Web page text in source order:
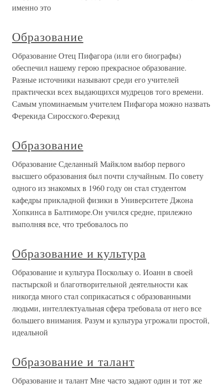
именно это
Образование
Образование Отец Пифагора (или его биографы)
обеспечил нашему герою прекрасное образование.
Разные источники называют среди его учителей
практически всех выдающихся мудрецов того времени.
Самым упоминаемым учителем Пифагора можно назвать
Ферекида Сиросского.Ферекид
Образование
Образование Сделанный Майклом выбор первого
высшего образования был почти случайным. По совету
одного из знакомых в 1960 году он стал студентом
кафедры прикладной физики в Университете Джона
Хопкинса в Балтиморе.Он учился средне, прилежно
выполняя все, что требовалось по
Образование и культура
Образование и культура Поскольку о. Иоанн в своей
пастырской и благотворительной деятельности как
никогда много стал соприкасаться с образованными
людьми, интеллектуальная сфера требовала от него все
большего внимания. Разум и культура угрожали простой,
идеальной
Образование и талант
Образование и талант Мне часто задают один и тот же